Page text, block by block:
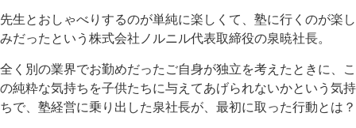
有
先生とおしゃべりするのが単純に楽しくて、塾に行くのが楽し
みだったという株式会社ノルニル代表取締役の泉暁社長。
全く別の業界でお勤めだったご自身が独立を考えたときに、こ
の純粋な気持ちを子供たちに与えてあげられないかという気持
ちで、塾経営に乗り出した泉社長が、最初に取った行動とは？